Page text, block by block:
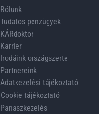
Rólunk
Tudatos pénzügyek
KÁRdoktor
Karrier
Irodáink országszerte
Partnereink
Adatkezelési tájékoztató
Cookie tájékoztató
Panaszkezelés